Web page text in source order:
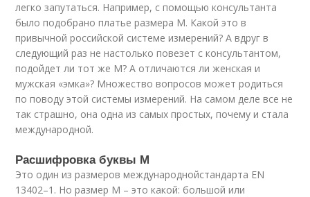
легко запутаться. Например, с помощью консультанта
было подобрано платье размера М. Какой это в
привычной российской системе измерений? А вдруг в
следующий раз не настолько повезет с консультантом,
подойдет ли тот же М? А отличаются ли женская и
мужская «эмка»? Множество вопросов может родиться
по поводу этой системы измерений. На самом деле все не
так страшно, она одна из самых простых, почему и стала
международной.
Расшифровка буквы М
Это один из размеров международнойстандарта EN
13402–1. Но размер М – это какой: большой или